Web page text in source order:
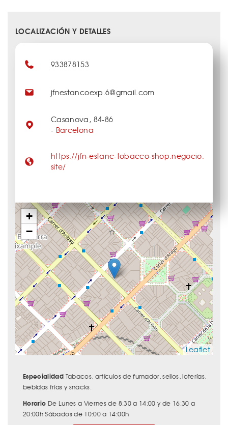
LOCALIZACIÓN Y DETALLES
+
−
Leaflet
933878153
jfnestancoexp.6@gmail.com
Casanova, 84-86
- Barcelona
https://jfn-estanc-tobacco-shop.negocio.
site/
Especialidad Tabacos, artículos de fumador, sellos, loterías,
bebidas frías y snacks.
Horario De Lunes a Viernes de 8:30 a 14:00 y de 16:30 a
20:00h Sábados de 10:00 a 14:00h